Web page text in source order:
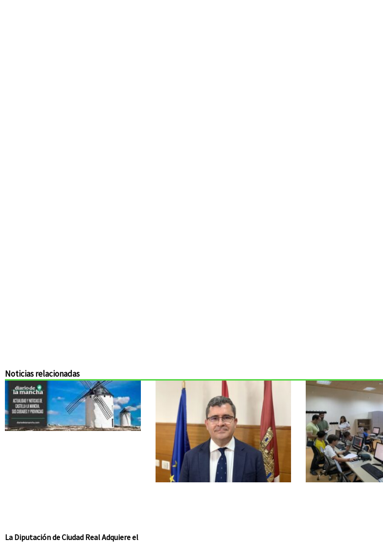
Noticias relacionadas
La Diputación de Ciudad Real Adquiere el